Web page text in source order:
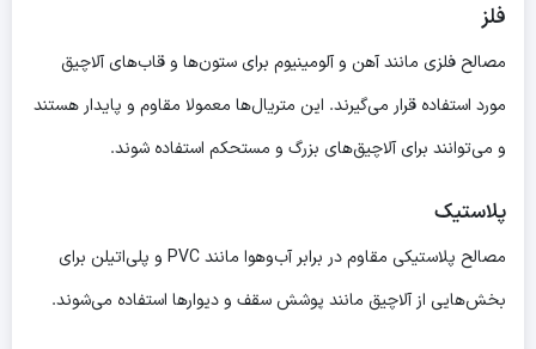
فلز
مصالح فلزی مانند آهن و آلومینیوم برای ستون‌ها و قاب‌های آلاچیق
مورد استفاده قرار می‌گیرند. این متریال‌ها معمولا مقاوم و پایدار هستند
و می‌توانند برای آلاچیق‌های بزرگ و مستحکم استفاده شوند.
پلاستیک
مصالح پلاستیکی مقاوم در برابر آب‌وهوا مانند PVC و پلی‌اتیلن برای
بخش‌هایی از آلاچیق مانند پوشش سقف و دیوارها استفاده می‌شوند.